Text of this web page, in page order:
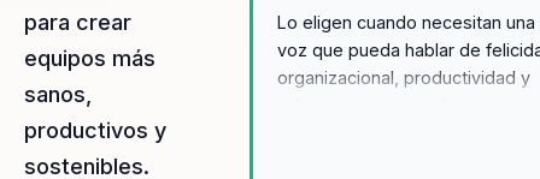
para crear
equipos más
sanos,
productivos y
sostenibles.
Lo eligen cuando necesitan una
voz que pueda hablar de
organizacional, productividad y